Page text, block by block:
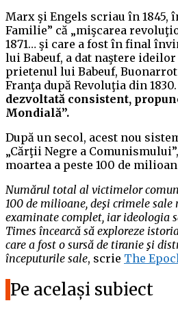
Marx şi Engels scriau în 1845,
Familie” că „mişcarea
1871… şi care a fost în final
lui Babeuf, a dat naştere
prietenul lui Babeuf,
Franţa după Revoluţia din 1830.
dezvoltată consistent,
Mondială”.
După un secol, acest nou
„Cărţii Negre a
moartea a peste 100 de
Numărul total al victimelor
100 de milioane, deşi crimele sale
examinate complet, iar ideologia
Times încearcă să exploreze
care a fost o sursă de tiranie şi
începuturile sale, scrie The
Pe același subiect